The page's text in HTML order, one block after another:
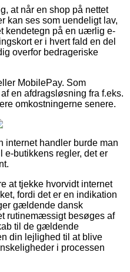
at når en shop på nettet
kan ses som uendeligt lav,
kendetegn på en uærlig e-
er i hvert fald en del
overfor bedrageriske
MobilePay. Som
en afdragsløsning fra f.eks.
omkostningerne senere.
internet handler burde man
butikkens regler, det er
at tjekke hvorvidt internet
fordi det er en indikation
gældende dansk
rutinemæssigt besøges af
til de gældende
din lejlighed til at blive
i processen